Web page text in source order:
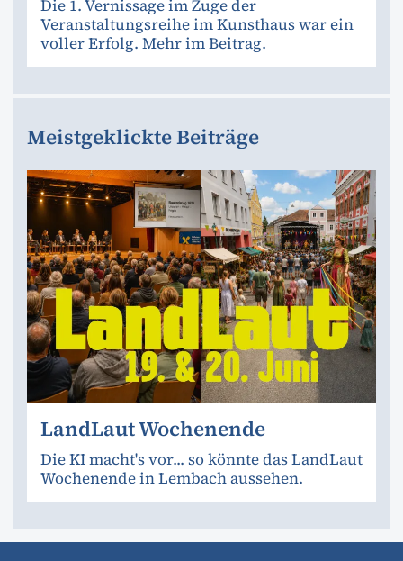
Die 1. Vernissage im Zuge der
Veranstaltungsreihe im Kunsthaus war ein
voller Erfolg. Mehr im Beitrag.
Meistgeklickte Beiträge
LandLaut Wochenende
Die KI macht's vor... so könnte das LandLaut
Wochenende in Lembach aussehen.